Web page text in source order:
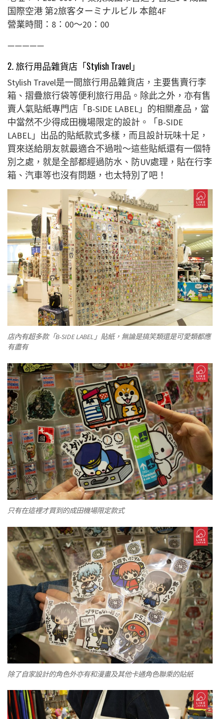
国際空港 第2旅客ターミナルビル 本館4F
營業時間：8：00～20：00
—————
2. 旅行用品雜貨店「Stylish Travel」
Stylish Travel是一間旅行用品雜貨店，主要售賣行李
箱、摺疊旅行袋等便利旅行用品。除此之外，亦有售
賣人氣貼紙專門店「B-SIDE LABEL」的相關產品，當
中當然不少得成田機場限定的設計。「B-SIDE
LABEL」出品的貼紙款式多樣，而且設計玩味十足，
買來送給朋友就最適合不過啦～這些貼紙還有一個特
別之處，就是全部都經過防水、防UV處理，貼在行李
箱、汽車等也沒有問題 ，也太特別了吧！
店內有超多款「B-SIDE LABEL」貼紙，無論是搞笑類還是可愛類都應
有盡有
只有在這裡才買到的成田機場限定款式
除了自家設計的角色外亦有和漫畫及其他卡通角色聯乘的貼紙